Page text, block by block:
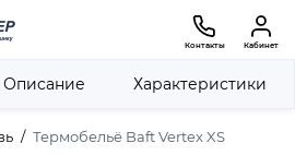
Контакты Кабинет
Термобельё Baft Vertex XS
Описание Характеристики